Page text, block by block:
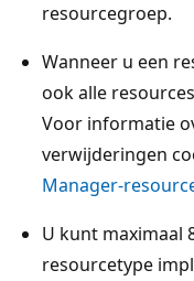
resourcegroep.
Wanneer u een
ook alle
Voor informatie
verwijderingen
Manager-
U kunt maximaal
resourcetype